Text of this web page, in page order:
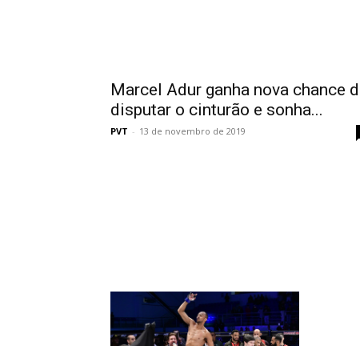
Marcel Adur ganha nova chance
disputar o cinturão e sonha...
PVT - 13 de novembro de 2019